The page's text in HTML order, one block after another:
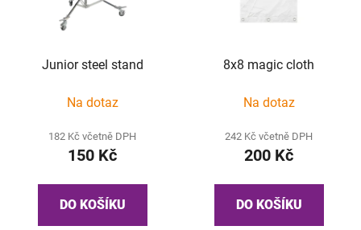
Junior steel stand
Na dotaz
182 Kč včetně DPH
150 Kč
DO KOŠÍKU
8x8 magic cloth
Na dotaz
242 Kč včetně DPH
200 Kč
DO KOŠÍKU